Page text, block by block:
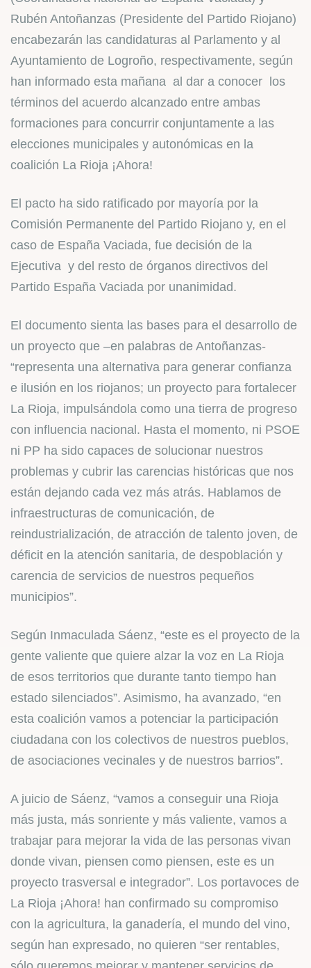
Rubén Antoñanzas (Presidente del Partido Riojano)
encabezarán las candidaturas al Parlamento y al
Ayuntamiento de Logroño, respectivamente, según
han informado esta mañana al dar a conocer los
términos del acuerdo alcanzado entre ambas
formaciones para concurrir conjuntamente a las
elecciones municipales y autonómicas en la
coalición La Rioja ¡Ahora!
El pacto ha sido ratificado por mayoría por la
Comisión Permanente del Partido Riojano y, en el
caso de España Vaciada, fue decisión de la
Ejecutiva y del resto de órganos directivos del
Partido España Vaciada por unanimidad.
El documento sienta las bases para el desarrollo de
un proyecto que –en palabras de Antoñanzas-
“representa una alternativa para generar confianza
e ilusión en los riojanos; un proyecto para fortalecer
La Rioja, impulsándola como una tierra de progreso
con influencia nacional. Hasta el momento, ni PSOE
ni PP ha sido capaces de solucionar nuestros
problemas y cubrir las carencias históricas que nos
están dejando cada vez más atrás. Hablamos de
infraestructuras de comunicación, de
reindustrialización, de atracción de talento joven, de
déficit en la atención sanitaria, de despoblación y
carencia de servicios de nuestros pequeños
municipios”.
Según Inmaculada Sáenz, “este es el proyecto de la
gente valiente que quiere alzar la voz en La Rioja
de esos territorios que durante tanto tiempo han
estado silenciados”. Asimismo, ha avanzado, “en
esta coalición vamos a potenciar la participación
ciudadana con los colectivos de nuestros pueblos,
de asociaciones vecinales y de nuestros barrios”.
A juicio de Sáenz, “vamos a conseguir una Rioja
más justa, más sonriente y más valiente, vamos a
trabajar para mejorar la vida de las personas vivan
donde vivan, piensen como piensen, este es un
proyecto trasversal e integrador”. Los portavoces de
La Rioja ¡Ahora! han confirmado su compromiso
con la agricultura, la ganadería, el mundo del vino,
según han expresado, no quieren “ser rentables,